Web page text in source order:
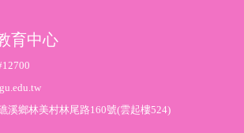
育中心
溪鄉林美村林尾路160號(雲起樓524)